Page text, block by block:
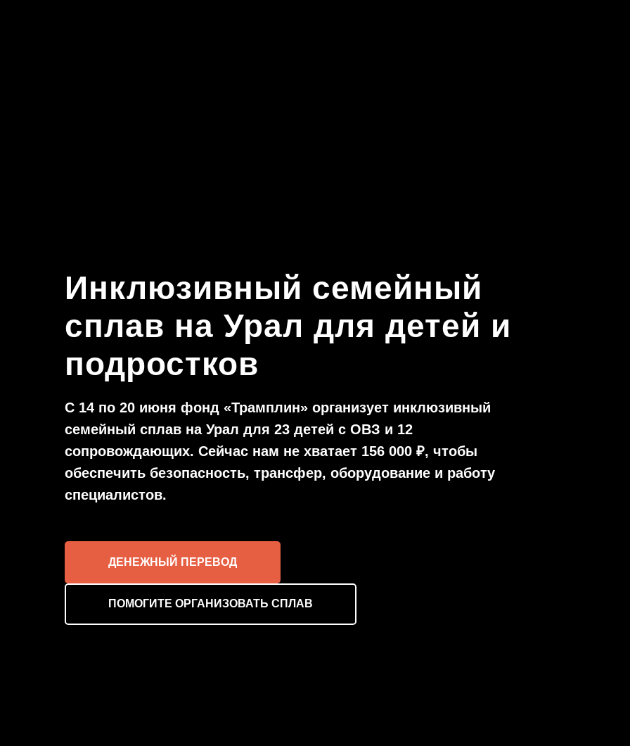
Инклюзивный семейный
сплав на Урал для детей и
подростков
С 14 по 20 июня фонд «Трамплин» организует инклюзивный
семейный сплав на Урал для 23 детей с ОВЗ и 12
сопровождающих. Сейчас нам не хватает 156 000 ₽, чтобы
обеспечить безопасность, трансфер, оборудование и работу
специалистов.
ДЕНЕЖНЫЙ ПЕРЕВОД
ПОМОГИТЕ ОРГАНИЗОВАТЬ СПЛАВ
Введите Ваши реквизиты и контактные данные:
Оставляйте свои реквизиты и контактные данные и мы свяжемся с вами.
Телефон: